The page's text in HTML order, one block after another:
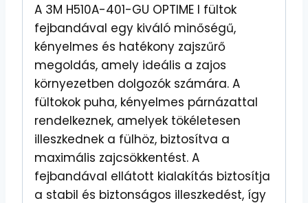
A 3M H510A-401-GU OPTIME I fültok
fejbandával egy kiváló minőségű,
kényelmes és hatékony zajszűrő
megoldás, amely ideális a zajos
környezetben dolgozók számára. A
fültokok puha, kényelmes párnázattal
rendelkeznek, amelyek tökéletesen
illeszkednek a fülhöz, biztosítva a
maximális zajcsökkentést. A
fejbandával ellátott kialakítás biztosítja
a stabil és biztonságos illeszkedést, így